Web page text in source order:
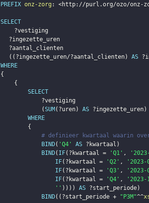
PREFIX onz-zorg : <http://purl.org/ozo/onz-
SELECT
?vestiging
?ingezette_uren
?aantal_clienten
( ( ?ingezette_uren/?aantal_clienten) AS
WHERE
{
{
SELECT
?vestiging
(SUM ( ?uren) AS ?ingezette_uren)
WHERE
{
# definieer kwartaal waarin
BIND( 'Q4' AS ?kwartaal )
BIND( IF( ?kwartaal = 'Q1' ,
IF( ?kwartaal = 'Q2' , '2023-
IF( ?kwartaal = 'Q3' , '2023-
IF( ?kwartaal = 'Q4' , '2023-
'' ) ) ) ) AS ?start_periode)
BIND( ( ?start_periode + "P3M"^^